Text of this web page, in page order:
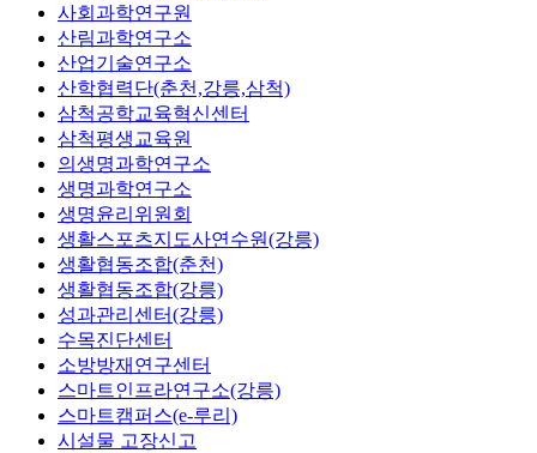
사회과학연구원
산림과학연구소
산업기술연구소
산학협력단(춘천,강릉,삼척)
삼척공학교육혁신센터
삼척평생교육원
의생명과학연구소
생명과학연구소
생명윤리위원회
생활스포츠지도사연수원(강릉)
생활협동조합(춘천)
생활협동조합(강릉)
성과관리센터(강릉)
수목진단센터
소방방재연구센터
스마트인프라연구소(강릉)
스마트캠퍼스(e-루리)
시설물 고장신고